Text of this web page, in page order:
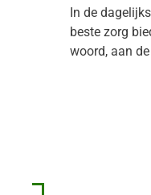
In de
beste zorg
woord, aan